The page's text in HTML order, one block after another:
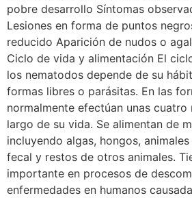
pobre desarrollo Síntomas
Lesiones en forma de puntos
reducido Aparición de nudos o
Ciclo de vida y alimentación El
los nematodos depende de su
formas libres o parásitas. En las
normalmente efectúan unas cuatro
largo de su vida. Se alimentan de
incluyendo algas, hongos,
fecal y restos de otros animales.
importante en procesos de
enfermedades en humanos